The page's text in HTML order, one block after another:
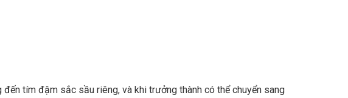
tím đậm sắc sầu riêng, và khi trưởng thành có thể chuyển sang